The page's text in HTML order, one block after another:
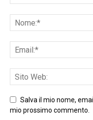
Salva il mio nome,
mio prossimo commento.